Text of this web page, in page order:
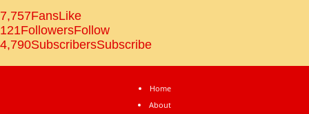
7,757FansLike
121FollowersFollow
4,790SubscribersSubscribe
Home
About